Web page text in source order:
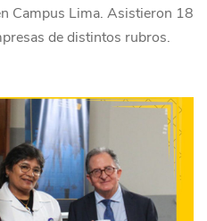
Campus Lima. Asistieron 18
de distintos rubros.